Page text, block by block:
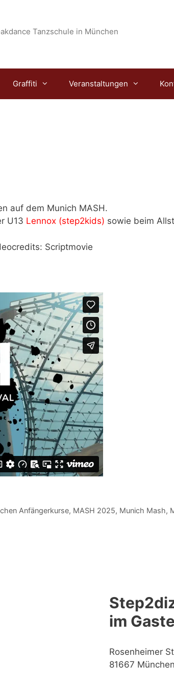
Tanzschule in München
Graffiti Veranstaltungen
auf dem Munich MASH.
U13 Lennox (step2kids) sowie beim
Scriptmovie
Anfängerkurse, MASH 2025, Munich Mash,
im
Rosenheimer
81667 München